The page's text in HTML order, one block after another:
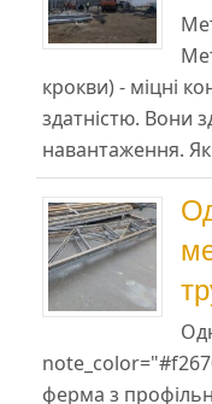
крокви) - міцні
здатністю. Вони
навантаження.
ферма з